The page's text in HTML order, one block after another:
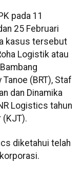
pada 11
25 Februari
kasus tersebut
Logistik atau
(BRT), Staf
dan Dinamika
Logistics tahun
(KJT).
diketahui telah